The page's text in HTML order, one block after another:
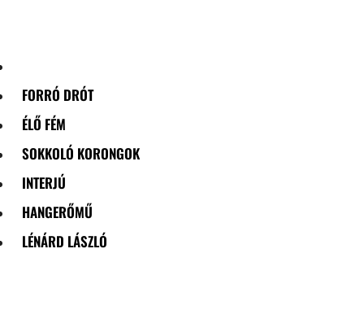
FORRÓ DRÓT
ÉLŐ FÉM
SOKKOLÓ KORONGOK
INTERJÚ
HANGERŐMŰ
LÉNÁRD LÁSZLÓ